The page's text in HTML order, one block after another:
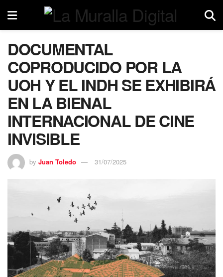
DOCUMENTAL
COPRODUCIDO POR LA
UOH Y EL INDH SE EXHIBIRÁ
EN LA BIENAL
INTERNACIONAL DE CINE
INVISIBLE
by Juan Toledo 31/07/2025